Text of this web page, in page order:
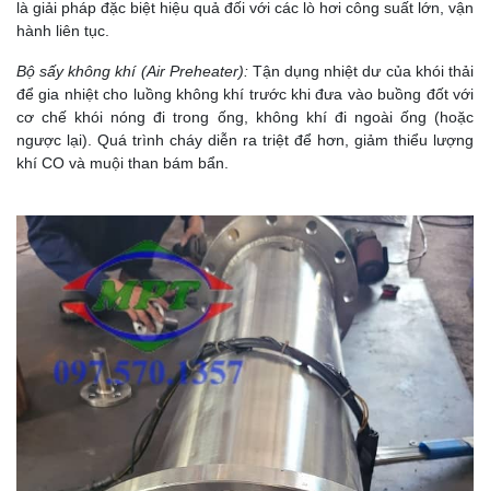
là giải pháp đặc biệt hiệu quả đối với các lò hơi công suất lớn, vận
hành liên tục.
Bộ sấy không khí (Air Preheater): Tận dụng nhiệt dư của khói thải
để gia nhiệt cho luồng không khí trước khi đưa vào buồng đốt với
cơ chế khói nóng đi trong ống, không khí đi ngoài ống (hoặc
ngược lại).
Quá trình cháy diễn ra triệt để hơn, giảm thiểu lượng
khí CO và muội than bám bẩn.